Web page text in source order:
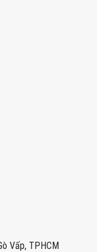
Vấp, TPHCM